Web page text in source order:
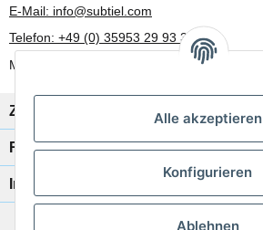
Alle akzeptieren
Konfigurieren
Ablehnen
E-Mail: info@subtiel.com
Telefon: +49 (0) 35953 29 93 30
Mo-Fr: 8:00 Uhr - 17:00 Uhr
Zahlung/Versand
Rechtliches
Informationen
Katalog zur Hand?